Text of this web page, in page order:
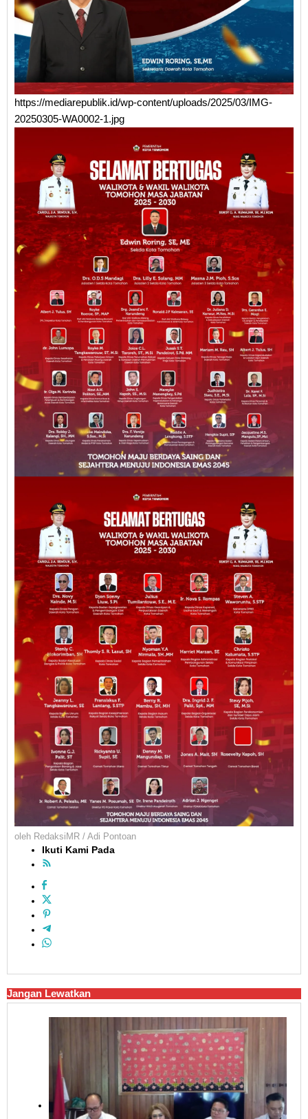
https://mediarepublik.id/wp-content/uploads/2025/03/IMG-
20250305-WA0002-1.jpg
oleh RedaksiMR / Adi Pontoan
Ikuti Kami Pada
Jangan Lewatkan